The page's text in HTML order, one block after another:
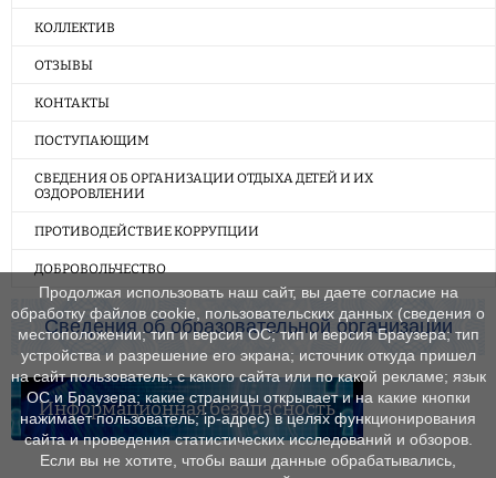
КОЛЛЕКТИВ
ОТЗЫВЫ
КОНТАКТЫ
ПОСТУПАЮЩИМ
СВЕДЕНИЯ ОБ ОРГАНИЗАЦИИ ОТДЫХА ДЕТЕЙ И ИХ
ОЗДОРОВЛЕНИИ
ПРОТИВОДЕЙСТВИЕ КОРРУПЦИИ
ДОБРОВОЛЬЧЕСТВО
Сведения об образовательной организации
Информационная безопасность
Продолжая использовать наш сайт, вы даете согласие на
обработку файлов cookie, пользовательских данных (сведения о
местоположении; тип и версия ОС; тип и версия Браузера; тип
устройства и разрешение его экрана; источник откуда пришел
на сайт пользователь; с какого сайта или по какой рекламе; язык
ОС и Браузера; какие страницы открывает и на какие кнопки
нажимает пользователь; ip-адрес) в целях функционирования
сайта и проведения статистических исследований и обзоров.
Если вы не хотите, чтобы ваши данные обрабатывались,